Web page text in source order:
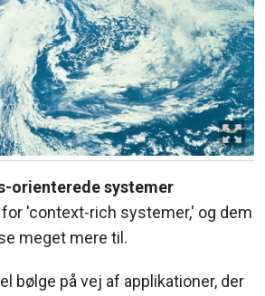
orienterede systemer
'context-rich systemer,' og dem
meget mere til.
bølge på vej af applikationer, der